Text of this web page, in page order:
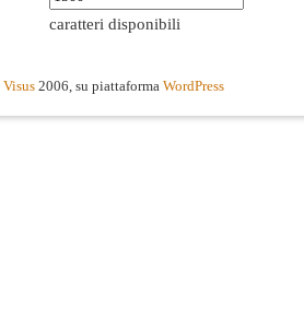
caratteri disponibili
Visus 2006, su piattaforma WordPress